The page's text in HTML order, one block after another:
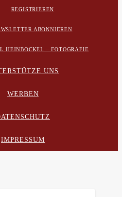
REGISTRIEREN
ABONNIEREN
HEINBOCKEL – FOTOGRAFIE
UNS
WERBEN
IMPRESSUM